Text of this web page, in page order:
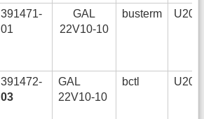
391471-
01
GAL
22V10-10
busterm U205,
391472-
03
GAL
22V10-10
bctl U209,